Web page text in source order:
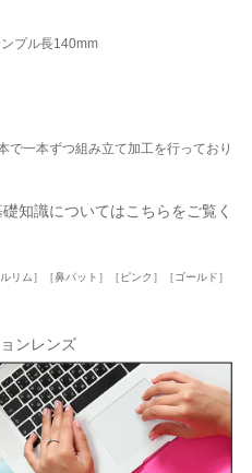
プル長140mm
一本ずつ組み立て加工を行っており
知識についてはこちらをご覧く
リム］［鼻パット］［ピンク］［ゴールド］
ンレンズ